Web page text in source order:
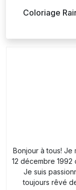
Coloriage
Bonjour à tous! Je
12 décembre 1992
Je suis
toujours rêvé